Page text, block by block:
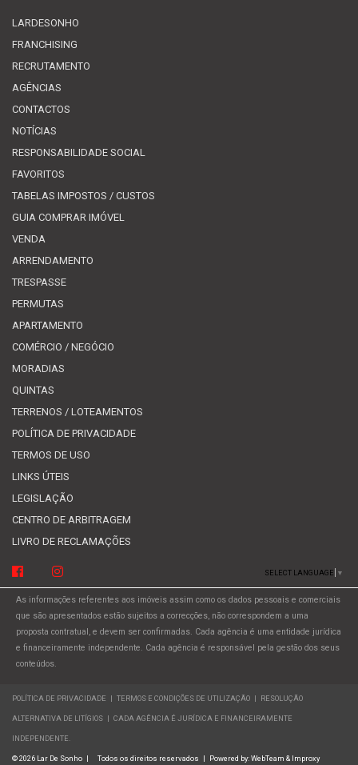
LARDESONHO
FRANCHISING
RECRUTAMENTO
AGÊNCIAS
CONTACTOS
NOTÍCIAS
RESPONSABILIDADE SOCIAL
FAVORITOS
TABELAS IMPOSTOS / CUSTOS
GUIA COMPRAR IMÓVEL
VENDA
ARRENDAMENTO
TRESPASSE
PERMUTAS
APARTAMENTO
COMÉRCIO / NEGÓCIO
MORADIAS
QUINTAS
TERRENOS / LOTEAMENTOS
POLÍTICA DE PRIVACIDADE
TERMOS DE USO
LINKS ÚTEIS
LEGISLAÇÃO
CENTRO DE ARBITRAGEM
LIVRO DE RECLAMAÇÕES
SELECT LANGUAGE ▼
As informações referentes aos imóveis assim como os dados pessoais e comerciais
que são apresentados estão sujeitos a correcções, não correspondem a uma
proposta contratual, e devem ser confirmadas. Cada agência é uma entidade jurídica
e financeiramente independente. Cada agência é responsável pela gestão dos seus
conteúdos.
POLÍTICA DE PRIVACIDADE TERMOS E CONDIÇÕES DE UTILIZAÇÃO RESOLUÇÃO
ALTERNATIVA DE LITÍGIOS CADA AGÊNCIA É JURÍDICA E FINANCEIRAMENTE
INDEPENDENTE.
© 2026 Lar De Sonho Todos os direitos reservados Powered by:WebTeam & Improxy